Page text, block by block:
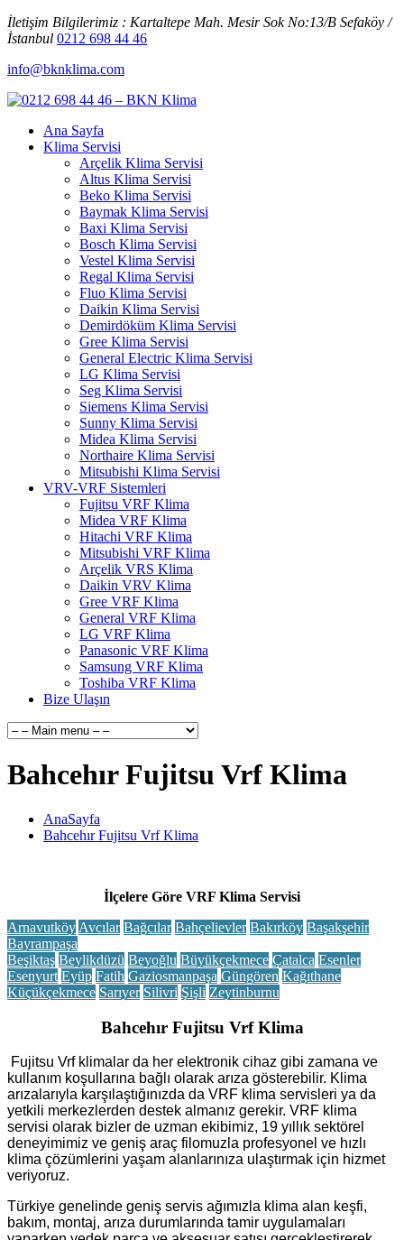
İletişim Bilgilerimiz : Kartaltepe Mah. Mesir Sok No:13/B Sefaköy /
İstanbul 0212 698 44 46
info@bknklima.com
Ana Sayfa
Klima Servisi
Arçelik Klima Servisi
Altus Klima Servisi
Beko Klima Servisi
Baymak Klima Servisi
Baxi Klima Servisi
Bosch Klima Servisi
Vestel Klima Servisi
Regal Klima Servisi
Fluo Klima Servisi
Daikin Klima Servisi
Demirdöküm Klima Servisi
Gree Klima Servisi
General Electric Klima Servisi
LG Klima Servisi
Seg Klima Servisi
Siemens Klima Servisi
Sunny Klima Servisi
Midea Klima Servisi
Northaire Klima Servisi
Mitsubishi Klima Servisi
VRV-VRF Sistemleri
Fujitsu VRF Klima
Midea VRF Klima
Hitachi VRF Klima
Mitsubishi VRF Klima
Arçelik VRS Klima
Daikin VRV Klima
Gree VRF Klima
General VRF Klima
LG VRF Klima
Panasonic VRF Klima
Samsung VRF Klima
Toshiba VRF Klima
Bize Ulaşın
Bahcehır Fujitsu Vrf Klima
AnaSayfa
Bahcehır Fujitsu Vrf Klima
İlçelere Göre VRF Klima Servisi
Arnavutköy Avcılar Bağcılar Bahçelievler Bakırköy Başakşehir
Bayrampaşa
Beşiktaş Beylikdüzü Beyoğlu Büyükçekmece Çatalca Esenler
Esenyurt Eyüp Fatih Gaziosmanpaşa Güngören Kağıthane
Küçükçekmece Sarıyer Silivri Şişli Zeytinburnu
Bahcehır Fujitsu Vrf Klima
Fujitsu Vrf klimalar da her elektronik cihaz gibi zamana ve
kullanım koşullarına bağlı olarak arıza gösterebilir. Klima
arızalarıyla karşılaştığınızda da VRF klima servisleri ya da
yetkili merkezlerden destek almanız gerekir. VRF klima
servisi olarak bizler de uzman ekibimiz, 19 yıllık sektörel
deneyimimiz ve geniş araç filomuzla profesyonel ve hızlı
klima çözümlerini yaşam alanlarınıza ulaştırmak için hizmet
veriyoruz.
Türkiye genelinde geniş servis ağımızla klima alan keşfi,
bakım, montaj, arıza durumlarında tamir uygulamaları